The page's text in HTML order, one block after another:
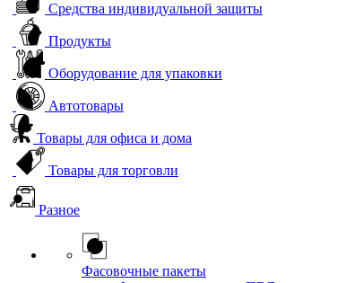
Средства индивидуальной защиты
Продукты
Оборудование для упаковки
Автотовары
Товары для офиса и дома
Товары для торговли
Разное
Фасовочные пакеты